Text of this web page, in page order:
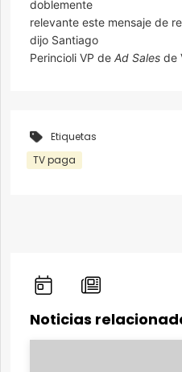
doblemente
relevante este mensaje de
dijo Santiago
Perincioli VP de Ad Sales de
Etiquetas
TV paga
Noticias